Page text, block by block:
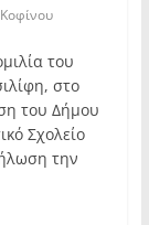
Κοφίνου
του
στο
του Δήμου
Σχολείο
την